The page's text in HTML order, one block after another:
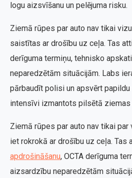
logu aizsvīšanu un pelējuma risku.
Ziemā rūpes par auto nav tikai
saistītas ar drošību uz ceļa. Tas
derīguma termiņu, tehnisko
neparedzētām situācijām. Labs
pārbaudīt polisi un apsvērt
intensīvi izmantots pilsētā
Ziemā rūpes par auto nav tikai
iet rokrokā ar drošību uz ceļa. Tas
apdrošināšanu, OCTA derīguma
aizsardzību neparedzētām